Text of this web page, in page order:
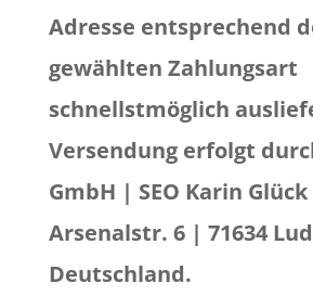
Adresse entsprechend
gewählten Zahlungsart
schnellstmöglich
Versendung erfolgt
GmbH | SEO Karin
Arsenalstr. 6 | 71634
Deutschland.